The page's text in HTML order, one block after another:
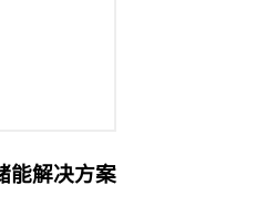
能解决方案